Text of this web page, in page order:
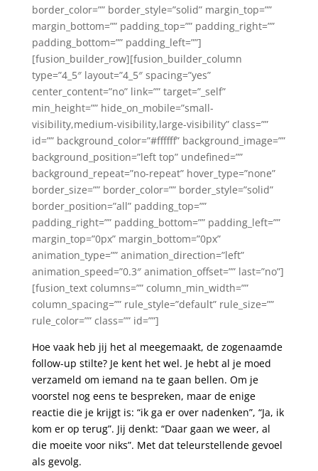
border_color=”” border_style=”solid” margin_top=””
margin_bottom=”” padding_top=”” padding_right=””
padding_bottom=”” padding_left=””]
[fusion_builder_row][fusion_builder_column
type=”4_5″ layout=”4_5″ spacing=”yes”
center_content=”no” link=”” target=”_self”
min_height=”” hide_on_mobile=”small-
visibility,medium-visibility,large-visibility” class=””
id=”” background_color=”#ffffff” background_image=””
background_position=”left top” undefined=””
background_repeat=”no-repeat” hover_type=”none”
border_size=”” border_color=”” border_style=”solid”
border_position=”all” padding_top=””
padding_right=”” padding_bottom=”” padding_left=””
margin_top=”0px” margin_bottom=”0px”
animation_type=”” animation_direction=”left”
animation_speed=”0.3″ animation_offset=”” last=”no”]
[fusion_text columns=”” column_min_width=””
column_spacing=”” rule_style=”default” rule_size=””
rule_color=”” class=”” id=””]
Hoe vaak heb jij het al meegemaakt, de zogenaamde
follow-up stilte? Je kent het wel. Je hebt al je moed
verzameld om iemand na te gaan bellen. Om je
voorstel nog eens te bespreken, maar de enige
reactie die je krijgt is: “ik ga er over nadenken”, “Ja, ik
kom er op terug”. Jij denkt: “Daar gaan we weer, al
die moeite voor niks”. Met dat teleurstellende gevoel
als gevolg.